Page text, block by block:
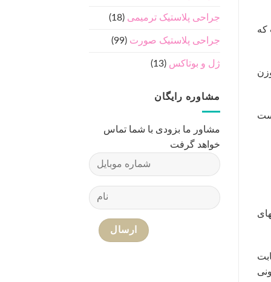
که
وزن
جراحی پلاستیک ترمیمی (18)
جراحی پلاستیک صورت (99)
ژل و بوتاکس (13)
مشاوره رایگان
مشاور ما بزودی با شما تماس
خواهد گرفت